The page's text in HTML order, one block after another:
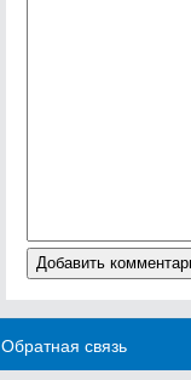
Обратная связь